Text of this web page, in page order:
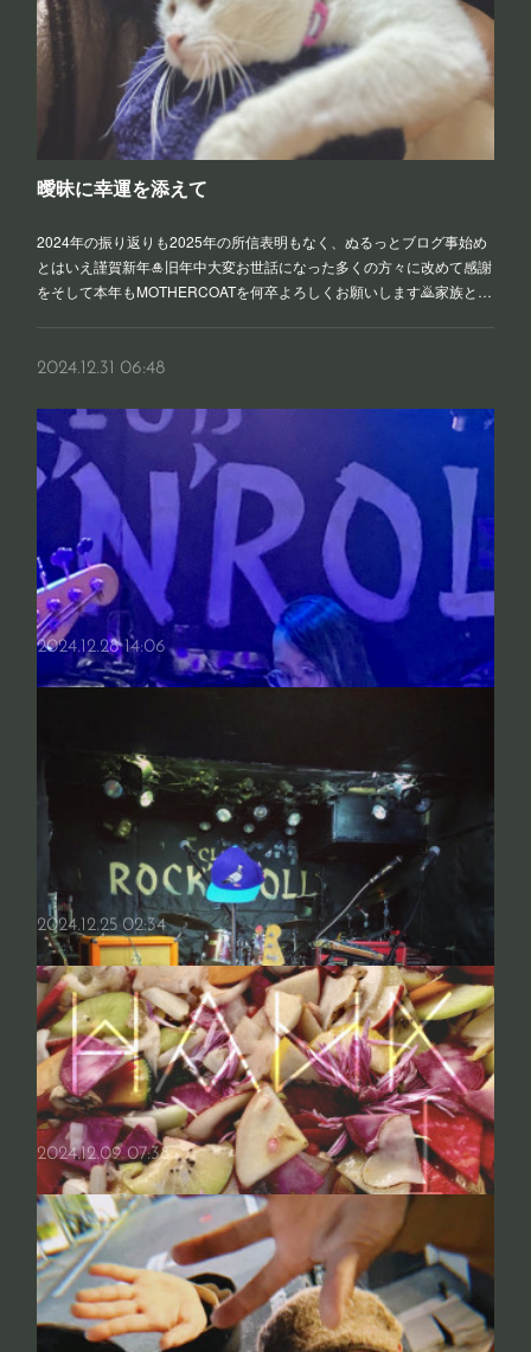
曖昧に幸運を添えて
2024年の振り返りも2025年の所信表明もなく、ぬるっとブログ事始め
とはいえ謹賀新年🎍旧年中大変お世話になった多くの方々に改めて感謝
をそして本年もMOTHERCOATを何卒よろしくお願いします🙇家族と…
2024.12.31 06:48
mochi モチ 餅っと
昨晩、ライヴ納めとして７年振りに名古屋CLUB ROCK’N’ROLL(以下ロ
ック) に出演させてもらい、全くタイムラグを感じないあの時のままの
ロック店内およびPA井藤さんの風貌と、鋭さがまろやかさに円熟し…
2024.12.28 14:06
そこに今になって知る歴史がある
今年も誘ってくださる方々、場所を提供してくださる方々、観に来てい
2024.12.25 02:34
2024.12.09 07:38